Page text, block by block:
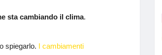
sta cambiando il clima.
spiegarlo. I cambiamenti